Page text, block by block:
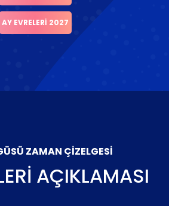
AY EVRELERI 2027
ZAMAN ÇIZELGESI
AÇIKLAMASI